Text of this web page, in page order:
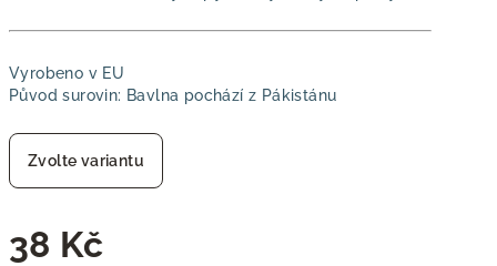
Vyrobeno v EU
Původ surovin: Bavlna pochází z Pákistánu
Zvolte variantu
38 Kč